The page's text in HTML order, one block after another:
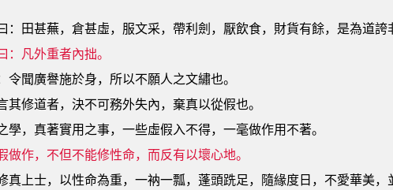
：田甚蕪，倉甚虛，服文采，帶利劍，厭飲食，財貨有餘，是為道誇
：凡外重者內拙。
令聞廣譽施於身，所以不願人之文繡也。
其修道者，決不可務外失內，棄真以從假也。
學，真著實用之事，一些虛假入不得，一毫做作用不著。
做作，不但不能修性命，而反有以壞心地。
真上士，以性命為重，一衲一瓢，蓬頭跣足，隨緣度日，不愛華美，